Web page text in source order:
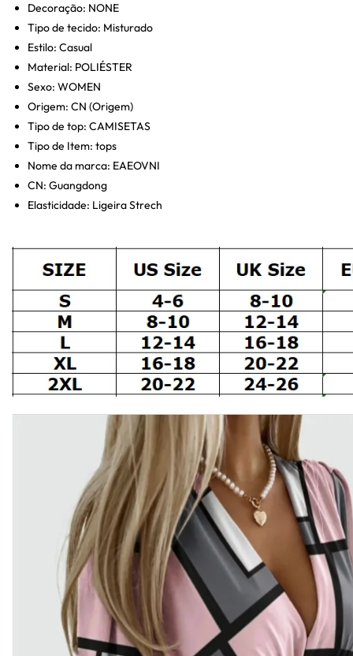
Decoração: NONE
Tipo de tecido: Misturado
Estilo: Casual
Material: POLIÉSTER
Sexo: WOMEN
Origem: CN (Origem)
Tipo de top: CAMISETAS
Tipo de Item: tops
Nome da marca: EAEOVNI
CN: Guangdong
Elasticidade: Ligeira Strech